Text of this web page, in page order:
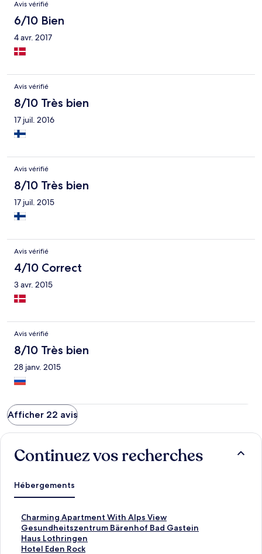
make the best for you. Just ask.
Avis vérifié
6/10 Bien
4 avr. 2017
Avis vérifié
8/10 Très bien
17 juil. 2016
Avis vérifié
8/10 Très bien
17 juil. 2015
Avis vérifié
4/10 Correct
3 avr. 2015
Avis vérifié
8/10 Très bien
28 janv. 2015
Afficher 22 avis
Continuez vos recherches
Hébergements
Charming Apartment With Alps View
L
i
e
n
Gesundheitszentrum Bärenhof Bad Gastein
L
i
e
Haus Lothringen
L
iHotel Eden Rock
L